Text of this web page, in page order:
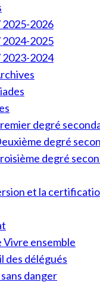
2025-2026
2024-2025
2023-2024
degré
degré
degré
et la
Vivre ensemble
des délégués
danger